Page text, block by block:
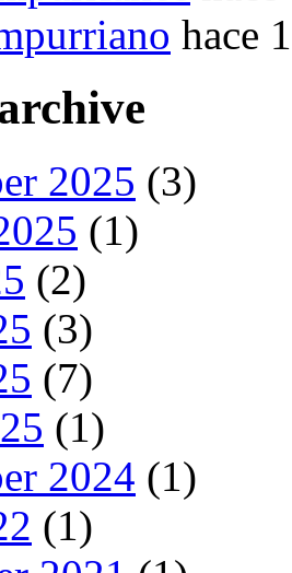
hace
2025 (3)
(1)
(2)
(3)
(7)
(1)
2024 (1)
(1)